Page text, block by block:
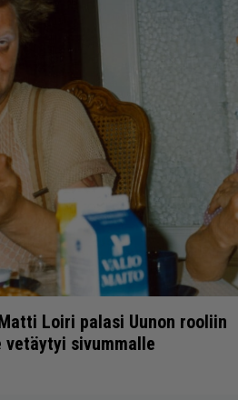
Loiri palasi Uunon rooliin
vetäytyi sivummalle